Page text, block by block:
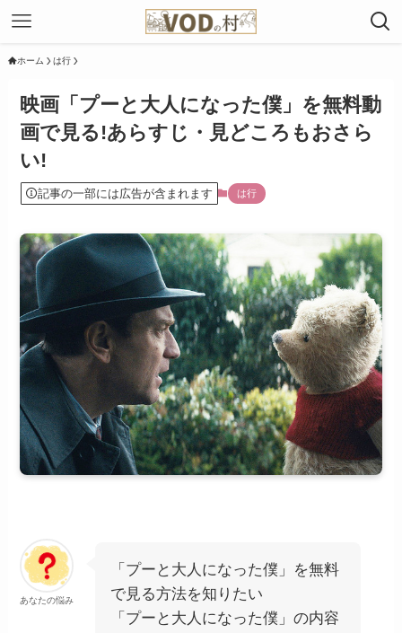
ホーム は行
映画「プーと大人になった僕」を無料動
画で見る!あらすじ・見どころもおさら
い!
記事の一部には広告が含まれます は行
あなたの悩み
「プーと大人になった僕」を無料
で見る方法を知りたい
「プーと大人になった僕」の内容